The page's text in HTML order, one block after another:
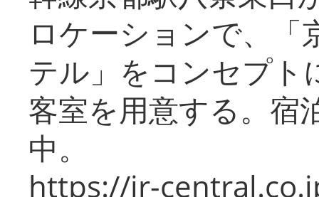
ロケーションで、「
テル」をコンセプト
客室を用意する。宿
中。
https://jr-